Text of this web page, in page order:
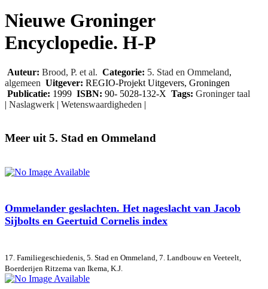
Nieuwe Groninger
Encyclopedie. H-P
Auteur: Brood, P. et al. Categorie: 5. Stad en Ommeland,
algemeen Uitgever: REGIO-Projekt Uitgevers, Groningen
Publicatie: 1999 ISBN: 90- 5028-132-X Tags: Groninger taal
| Naslagwerk | Wetenswaardigheden |
Meer uit 5. Stad en Ommeland
Ommelander geslachten. Het nageslacht van Jacob
Sijbolts en Geertuid Cornelis index
17. Familiegeschiedenis, 5. Stad en Ommeland, 7. Landbouw en Veeteelt,
Boerderijen Ritzema van Ikema, K.J.